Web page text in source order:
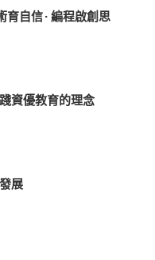
自信 · 編程啟創思
優教育的理念
展